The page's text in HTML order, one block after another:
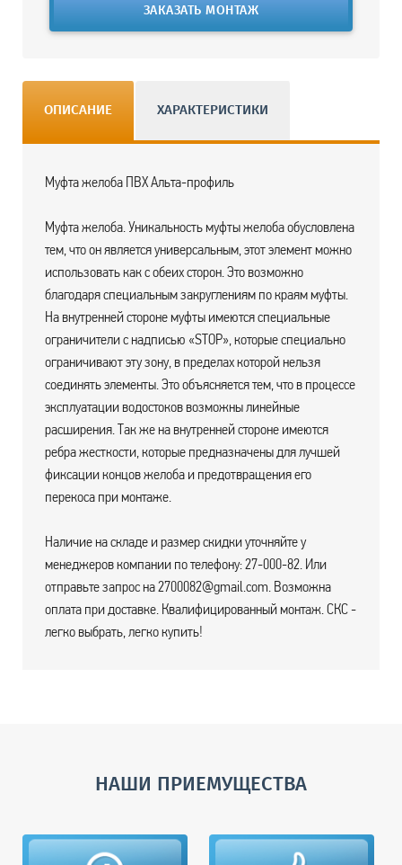
ЗАКАЗАТЬ МОНТАЖ
ОПИСАНИЕ ХАРАКТЕРИСТИКИ
Муфта желоба ПВХ Альта-профиль
Муфта желоба. Уникальность муфты желоба обусловлена
тем, что он является универсальным, этот элемент можно
использовать как с обеих сторон. Это возможно
благодаря специальным закруглениям по краям муфты.
На внутренней стороне муфты имеются специальные
ограничители с надписью «STOP», которые специально
ограничивают эту зону, в пределах которой нельзя
соединять элементы. Это объясняется тем, что в процессе
эксплуатации водостоков возможны линейные
расширения. Так же на внутренней стороне имеются
ребра жесткости, которые предназначены для лучшей
фиксации концов желоба и предотвращения его
перекоса при монтаже.
Наличие на складе и размер скидки уточняйте у
менеджеров компании по телефону: 27-000-82. Или
отправьте запрос на 2700082@gmail.com. Возможна
оплата при доставке. Квалифицированный монтаж. СКС -
легко выбрать, легко купить!
НАШИ ПРИЕМУЩЕСТВА